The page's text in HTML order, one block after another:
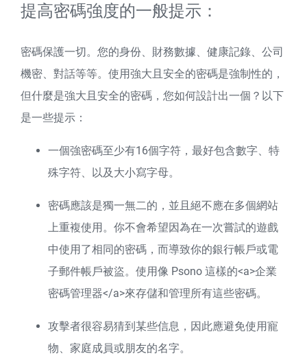
提高密碼強度的一般提示：
密碼保護一切。您的身份、財務數據、健康記錄、公司
機密、對話等等。使用強大且安全的密碼是強制性的，
但什麼是強大且安全的密碼，您如何設計出一個？以下
是一些提示：
一個強密碼至少有16個字符，最好包含數字、特
殊字符、以及大小寫字母。
密碼應該是獨一無二的，並且絕不應在多個網站
上重複使用。你不會希望因為在一次嘗試的遊戲
中使用了相同的密碼，而導致你的銀行帳戶或電
子郵件帳戶被盜。使用像 Psono 這樣的<a>企業
密碼管理器</a>來存儲和管理所有這些密碼。
攻擊者很容易猜到某些信息，因此應避免使用寵
物、家庭成員或朋友的名字。